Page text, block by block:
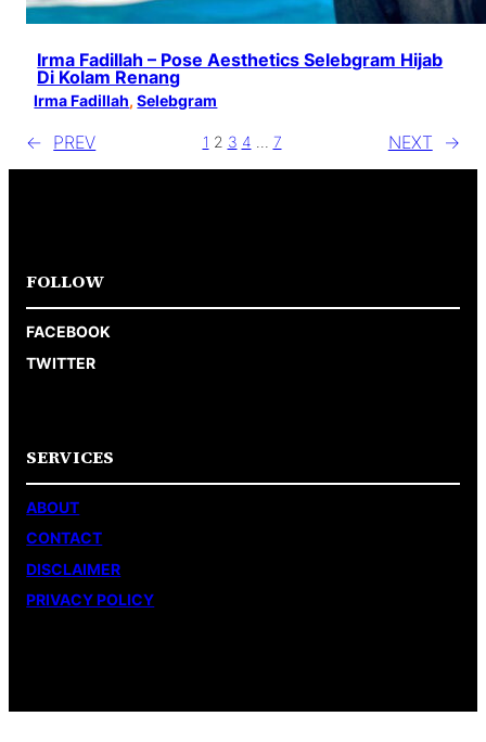
Irma Fadillah – Pose Aesthetics Selebgram Hijab
Di Kolam Renang
Irma Fadillah, Selebgram
← PREV 1 2 3 4 7 NEXT →
FOLLOW
FACEBOOK
TWITTER
SERVICES
ABOUT
CONTACT
DISCLAIMER
PRIVACY POLICY